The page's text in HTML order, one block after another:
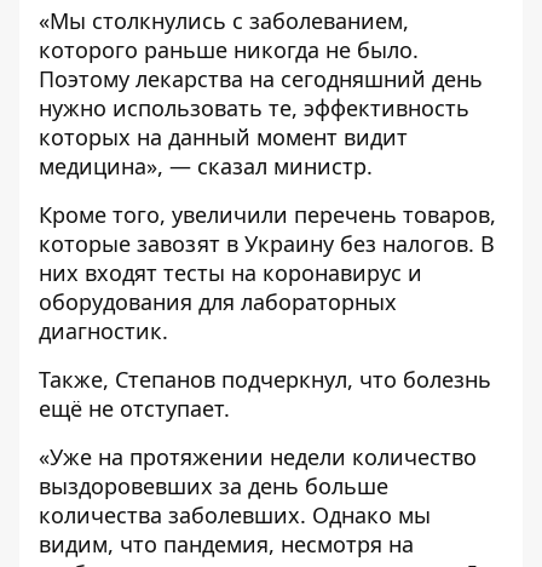
«Мы столкнулись с заболеванием,
которого раньше никогда не было.
Поэтому лекарства на сегодняшний день
нужно использовать те, эффективность
которых на данный момент видит
медицина», — сказал министр.
Кроме того, увеличили перечень товаров,
которые завозят в Украину без налогов. В
них входят тесты на коронавирус и
оборудования для лабораторных
диагностик.
Также, Степанов подчеркнул, что болезнь
ещё не отступает.
«Уже на протяжении недели количество
выздоровевших за день больше
количества заболевших. Однако мы
видим, что пандемия, несмотря на